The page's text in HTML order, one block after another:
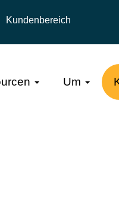
Kundenbereich
Um